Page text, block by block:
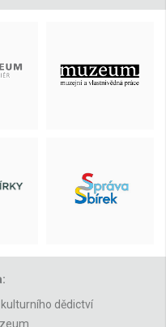
dědictví